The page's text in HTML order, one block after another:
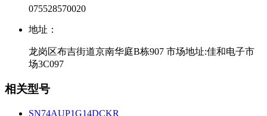
075528570020
地址：
龙岗区布吉街道京南华庭B栋907 市场地址:佳和电子市
场3C097
相关型号
SN74AUP1G14DCKR